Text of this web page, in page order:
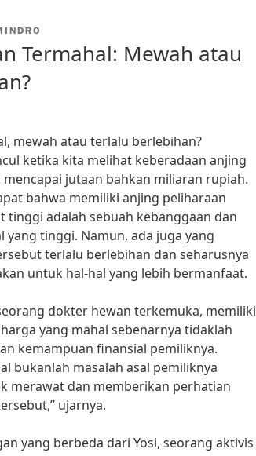
Termahal: Mewah atau
mewah atau terlalu berlebihan?
ketika kita melihat keberadaan anjing
jutaan bahkan miliaran rupiah.
bahwa memiliki anjing peliharaan
tinggi adalah sebuah kebanggaan dan
yang tinggi. Namun, ada juga yang
terlalu berlebihan dan seharusnya
untuk hal-hal yang lebih bermanfaat.
dokter hewan terkemuka, memiliki
yang mahal sebenarnya tidaklah
kemampuan finansial pemiliknya.
bukanlah masalah asal pemiliknya
merawat dan memberikan perhatian
ujarnya.
yang berbeda dari Yosi, seorang aktivis